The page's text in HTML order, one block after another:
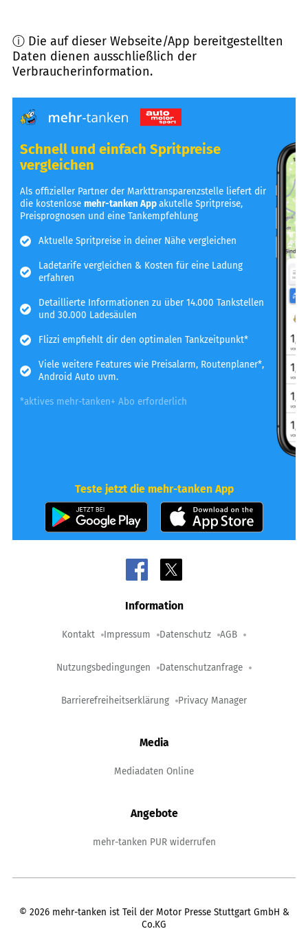
ⓘ Die auf dieser Webseite/App bereitgestellten
Daten dienen ausschließlich der
Verbraucherinformation.
Schnell und einfach Spritpreise
vergleichen
Als offizieller Partner der Markttransparenzstelle liefert dir
die kostenlosemehr-tanken Appakutelle Spritpreise,
Preisprognosen und eine Tankempfehlung
Aktuelle Spritpreise in deiner Nähe vergleichen
Ladetarife vergleichen & Kosten für eine Ladung
erfahren
Detaillierte Informationen zu über 14.000 Tankstellen
und 30.000 Ladesäulen
Flizzi empfiehlt dir den optimalen Tankzeitpunkt*
Viele weitere Features wie Preisalarm, Routenplaner*,
Android Auto uvm.
*aktives mehr-tanken+ Abo erforderlich
Teste jetzt die mehr-tanken App
Information
Kontakt Impressum Datenschutz AGB
Nutzungsbedingungen Datenschutzanfrage
Barrierefreiheitserklärung Privacy Manager
Media
Mediadaten Online
Angebote
mehr-tanken PUR widerrufen
© 2026 mehr-tanken ist Teil der Motor Presse Stuttgart GmbH &
Co.KG